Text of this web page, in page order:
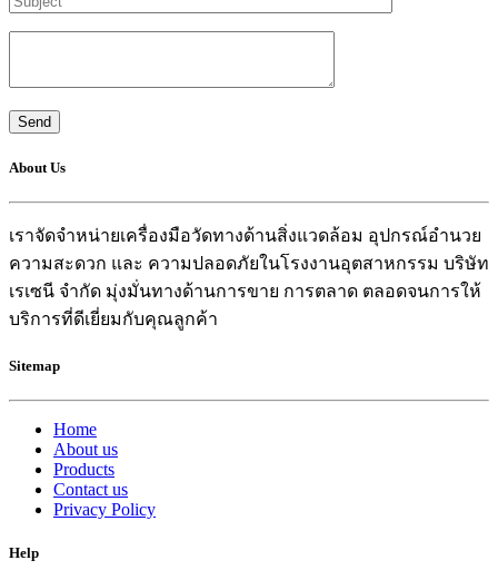
About Us
เราจัดจำหน่ายเครื่องมือวัดทางด้านสิ่งแวดล้อม อุปกรณ์อำนวย
ความสะดวก และ ความปลอดภัยในโรงงานอุตสาหกรรม บริษัท
เรเซนี จำกัด มุ่งมั่นทางด้านการขาย การตลาด ตลอดจนการให้
บริการที่ดีเยี่ยมกับคุณลูกค้า
Sitemap
Home
About us
Products
Contact us
Privacy Policy
Help